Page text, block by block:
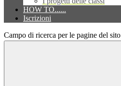
HOW TO......
Iscrizioni
Campo di ricerca per le pagine del sito